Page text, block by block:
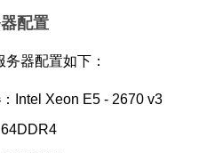
器配置
器配置如下：
：Intel Xeon E5 - 2670 v3
64DDR4